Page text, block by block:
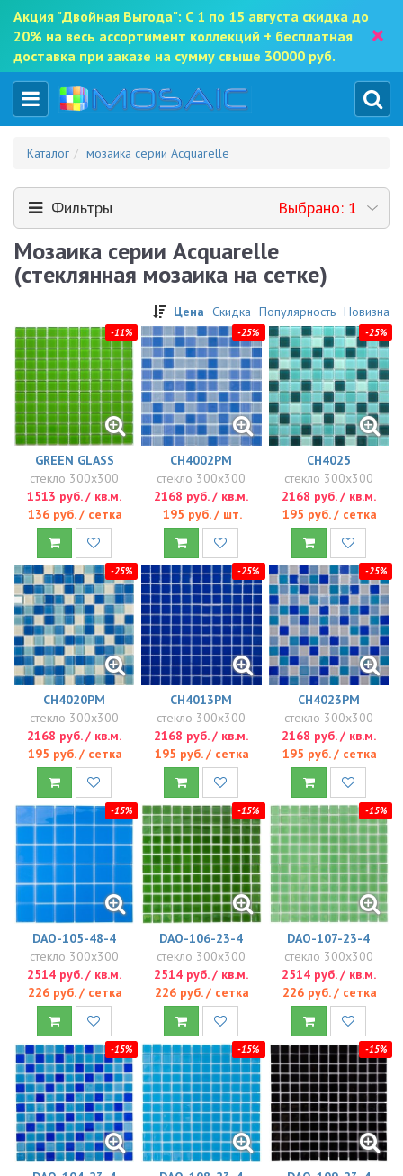
Акция "Двойная Выгода": С 1 по 15 августа скидка до
20% на весь ассортимент коллекций + бесплатная
доставка при заказе на сумму свыше 30000 руб.
×
Каталог мозаика серии Acquarelle
Фильтры Выбрано: 1
Мозаика серии Acquarelle
(стеклянная мозаика на сетке)
Цена Скидка Популярность Новизна
-11%
GREEN GLASS
стекло 300x300
1513 руб. / кв.м.
136 руб. / сетка
-25%
CH4002PM
стекло 300x300
2168 руб. / кв.м.
195 руб. / шт.
-25%
CH4025
стекло 300x300
2168 руб. / кв.м.
195 руб. / сетка
-25%
CH4020PM
стекло 300x300
2168 руб. / кв.м.
195 руб. / сетка
-25%
CH4013PM
стекло 300x300
2168 руб. / кв.м.
195 руб. / сетка
-25%
CH4023PM
стекло 300x300
2168 руб. / кв.м.
195 руб. / сетка
-15%
DAO-105-48-4
стекло 300x300
2514 руб. / кв.м.
226 руб. / сетка
-15%
DAO-106-23-4
стекло 300x300
2514 руб. / кв.м.
226 руб. / сетка
-15%
DAO-107-23-4
стекло 300x300
2514 руб. / кв.м.
226 руб. / сетка
-15% -15% -15%